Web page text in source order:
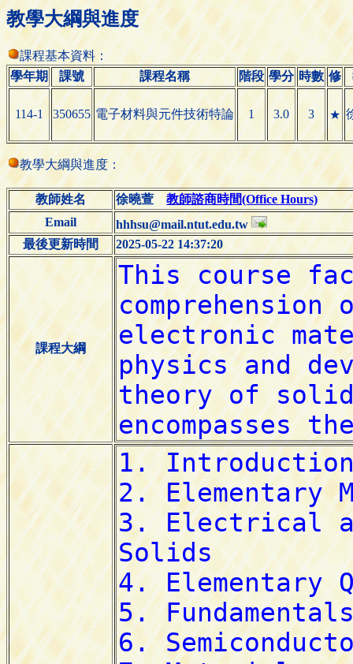
教學大綱與進度
課程基本資料：
學年期
課號 課程名稱 階段 學分 時數 修
114-1 350655 電子材料與元件技術特論 1 3.0 3 ★
教學大綱與進度：
教師姓名 徐曉萱教師諮商時間(Office Hours)
Email
hhhsu@mail.ntut.edu.tw
最後更新時間
2025-05-22 14:37:20
課程大綱